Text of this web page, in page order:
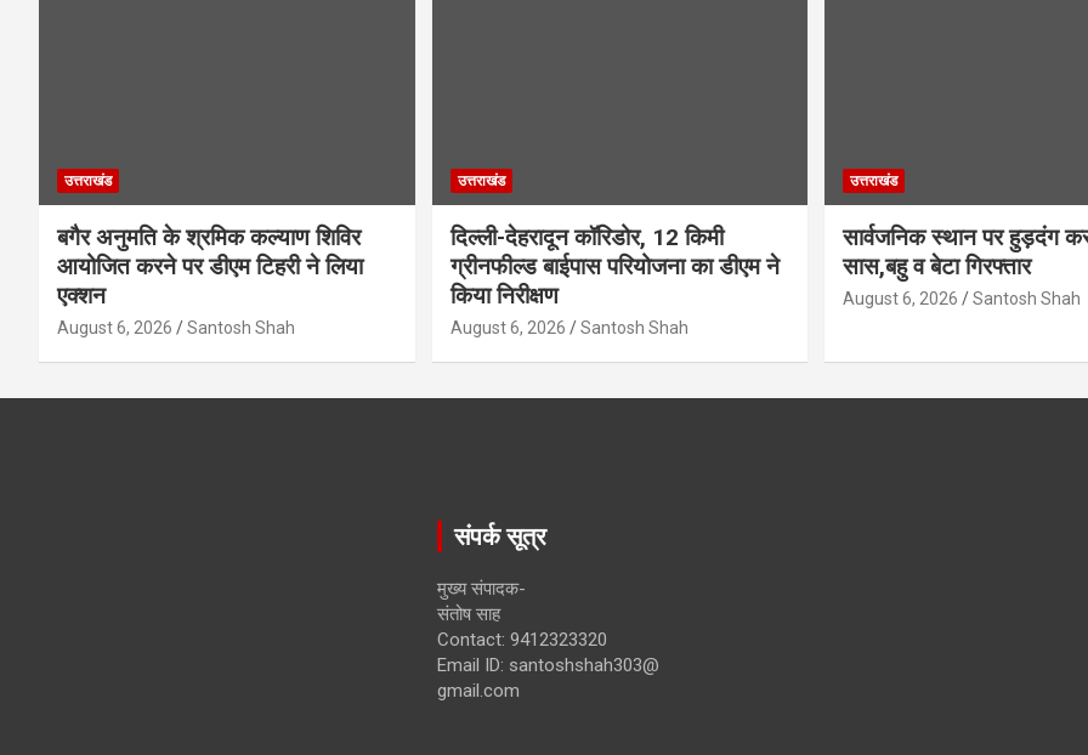
उत्तराखंड
बगैर अनुमति के श्रमिक कल्याण शिविर
आयोजित करने पर डीएम टिहरी ने लिया
एक्शन
August 6, 2026 Santosh Shah
उत्तराखंड
दिल्ली-देहरादून कॉरिडोर, 12 किमी
ग्रीनफील्ड बाईपास परियोजना का डीएम ने
किया निरीक्षण
August 6, 2026 Santosh Shah
उत्तराखंड
सार्वजनिक स्थान पर हुड़दंग
सास,बहु व बेटा गिरफ्तार
August 6, 2026 Santosh Shah
संपर्क सूत्र
मुख्य संपादक-
संतोष साह
Contact: 9412323320
Email ID: santoshshah303@
gmail.com